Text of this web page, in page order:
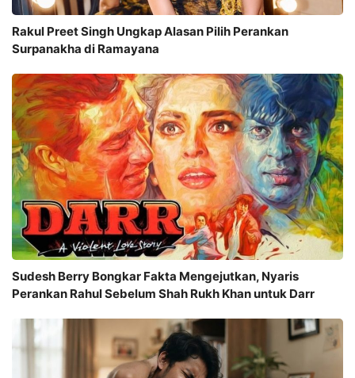
Rakul Preet Singh Ungkap Alasan Pilih Perankan
Surpanakha di Ramayana
Sudesh Berry Bongkar Fakta Mengejutkan, Nyaris
Perankan Rahul Sebelum Shah Rukh Khan untuk Darr